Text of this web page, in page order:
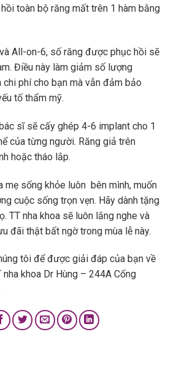
toàn bộ răng mất trên 1 hàm bằng
All-on-6, số răng được phục hồi sẽ
Điều này làm giảm số lượng
phí cho bạn mà vẫn đảm bảo
tố thẩm mỹ.
sĩ sẽ cấy ghép 4-6 implant cho 1
của từng người. Răng giả trên
hoặc tháo lắp.
mẹ sống khỏe luôn bên mình, muốn
cuộc sống trọn vẹn. Hãy dành tặng
TT nha khoa sẽ luôn lắng nghe và
đãi thật bất ngờ trong mùa lễ này.
tôi để được giải đáp của bạn về
khoa Dr Hùng – 244A Cống